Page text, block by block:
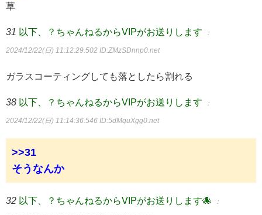
草
31 以下、？ちゃんねるからVIPがお送りします ：
2024/12/22(日) 11:12:29.502 ID:ZMzSDnnp0.net
ガラスコーティングしても落としたら割れる
38 以下、？ちゃんねるからVIPがお送りします ：
2024/12/22(日) 11:14:36.546 ID:5dMquXgg0.net
>>31
そうなんか
32 以下、？ちゃんねるからVIPがお送りします🐙 ：